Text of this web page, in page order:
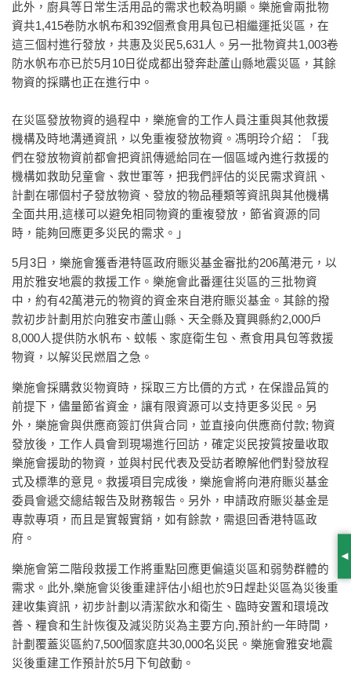
此外，廚具等日常生活用品的需求也較為明顯。樂施會兩批物
資共1,415卷防水帆布和392個煮食用具包已相繼運抵災區，在
這三個村進行發放，共惠及災民5,631人。另一批物資共1,003卷
防水帆布亦已於5月10日從成都出發奔赴蘆山縣地震災區，其餘
物資的採購也正在進行中。
在災區發放物資的過程中，樂施會的工作人員注重與其他救援
機構及時地溝通資訊，以免重複發放物資。馮明玲介紹：「我
們在發放物資前都會把資訊傳遞給同在一個區域內進行救援的
機構如救助兒童會、救世軍等，把我們評估的災民需求資訊、
計劃在哪個村子發放物資、發放的物品種類等資訊與其他機構
全面共用,這樣可以避免相同物資的重複發放，節省資源的同
時，能夠回應更多災民的需求。」
5月3日，樂施會獲香港特區政府賑災基金審批約206萬港元，以
用於雅安地震的救援工作。樂施會此番運往災區的三批物資
中，約有42萬港元的物資的資金來自港府賑災基金。其餘的撥
款初步計劃用於向雅安市蘆山縣、天全縣及寶興縣約2,000戶
8,000人提供防水帆布、蚊帳、家庭衛生包、煮食用具包等救援
物資，以解災民燃眉之急。
樂施會採購救災物資時，採取三方比價的方式，在保證品質的
前提下，儘量節省資金，讓有限資源可以支持更多災民。另
外，樂施會與供應商簽訂供貨合同，並直接向供應商付款; 物資
發放後，工作人員會到現場進行回訪，確定災民按質按量收取
樂施會援助的物資，並與村民代表及受訪者瞭解他們對發放程
式及標準的意見。救援項目完成後，樂施會將向港府賑災基金
委員會遞交總結報告及財務報告。另外，申請政府賑災基金是
專款專項，而且是實報實銷，如有餘款，需退回香港特區政
府。
樂施會第二階段救援工作將重點回應更偏遠災區和弱勢群體的
需求。此外,樂施會災後重建評估小組也於9日趕赴災區為災後重
建收集資訊，初步計劃以清潔飲水和衛生、臨時安置和環境改
善、糧食和生計恢復及減災防災為主要方向,預計約一年時間，
計劃覆蓋災區約7,500個家庭共30,000名災民。樂施會雅安地震
災後重建工作預計於5月下旬啟動。